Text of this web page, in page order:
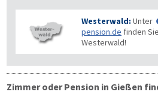
Westerwald: Unter
pension.de finden
Westerwald!
Zimmer oder Pension in Gießen